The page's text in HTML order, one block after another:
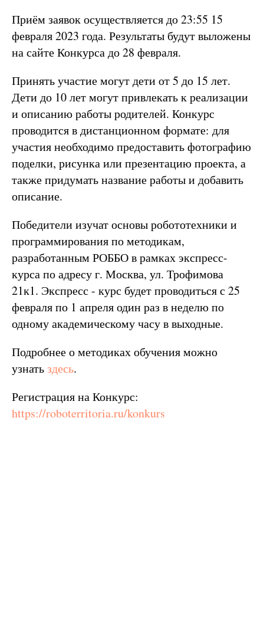
Приём заявок осуществляется до 23:55 15
февраля 2023 года. Результаты будут выложены
на сайте Конкурса до 28 февраля.
Принять участие могут дети от 5 до 15 лет.
Дети до 10 лет могут привлекать к реализации
и описанию работы родителей. Конкурс
проводится в дистанционном формате: для
участия необходимо предоставить фотографию
поделки, рисунка или презентацию проекта, а
также придумать название работы и добавить
описание.
Победители изучат основы робототехники и
программирования по методикам,
разработанным РОББО в рамках экспресс-
курса по адресу г. Москва, ул. Трофимова
21к1. Экспресс - курс будет проводиться с 25
февраля по 1 апреля один раз в неделю по
одному академическому часу в выходные.
Подробнее о методиках обучения можно
узнатьздесь.
Регистрация на Конкурс:
https://roboterritoria.ru/konkurs